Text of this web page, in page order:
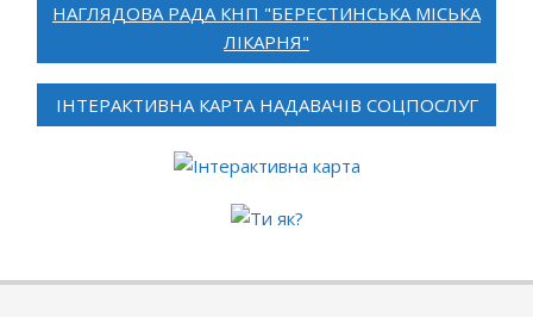
НАГЛЯДОВА РАДА КНП "БЕРЕСТИНСЬКА МІСЬКА
ЛІКАРНЯ"
ІНТЕРАКТИВНА КАРТА НАДАВАЧІВ СОЦПОСЛУГ